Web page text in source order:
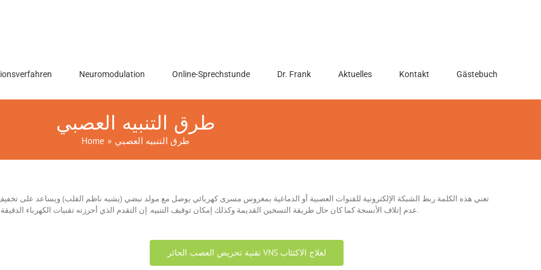
Neuromodulation Online-Sprechstunde Dr. Frank Aktuelles Kontakt Gästebuch
طرق التنبيه العصبي
Home » طرق التنبيه العصبي
تعني هذه الكلمة ربط الشبكة الإلكترونية للقنوات العصبية أو الدماغية بمغروس مسرى كهربائي يوصل مع مولد نبضي (يشبه ناظم القلب) ويساعد على تخفيف
عدم إتلاف الأنسجة كما كان حال طريقة التسخين القديمة وكذلك إمكان توقيف التنبيه. إن التقدم الذي أحرزته تقنيات الكهرباء الدقيقة والتوصيل الكهربائي قد مكنت من تقديم مثل هذا العلاج كما سنذكر لاحقا.
تقنية تحريض العصب الحائر VNS لعلاج الاكتئاب